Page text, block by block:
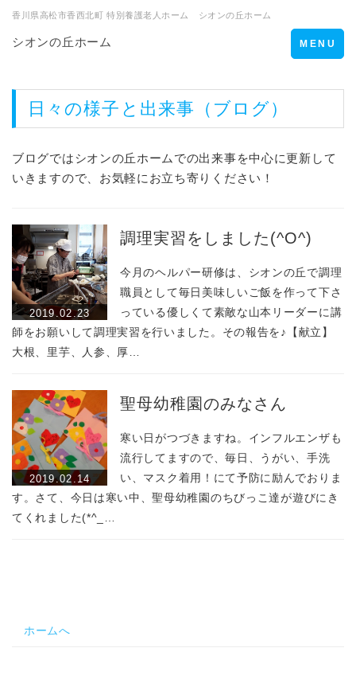
香川県高松市香西北町 特別養護老人ホーム シオンの丘ホーム
シオンの丘ホーム
Toggle
navigation
MENU
日々の様子と出来事（ブログ）
ブログではシオンの丘ホームでの出来事を中心に更新して
いきますので、お気軽にお立ち寄りください！
2019.02.23
調理実習をしました(^O^)
今月のヘルパー研修は、シオンの丘で調理
職員として毎日美味しいご飯を作って下さ
っている優しくて素敵な山本リーダーに講
師をお願いして調理実習を行いました。その報告を♪【献立】
大根、里芋、人参、厚…
2019.02.14
聖母幼稚園のみなさん
寒い日がつづきますね。インフルエンザも
流行してますので、毎日、うがい、手洗
い、マスク着用！にて予防に励んでおりま
す。さて、今日は寒い中、聖母幼稚園のちびっこ達が遊びにき
てくれました(*^_…
ホームへ